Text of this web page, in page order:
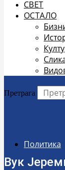
СВЕТ
ОСТАЛО
Претрага
Политика
Вук